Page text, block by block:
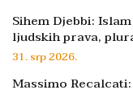
Sihem Djebbi:
ljudskih prava,
31. srp 2026.
Massimo